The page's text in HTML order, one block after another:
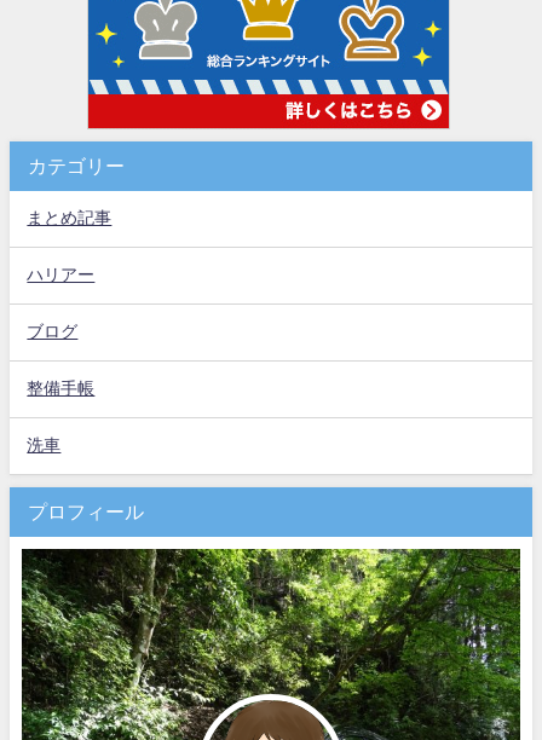
カテゴリー
まとめ記事
ハリアー
ブログ
整備手帳
洗車
プロフィール